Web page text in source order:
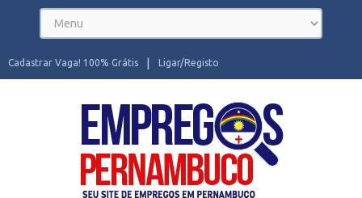
Ligar/Registo
Cadastrar Vaga! 100% Grátis